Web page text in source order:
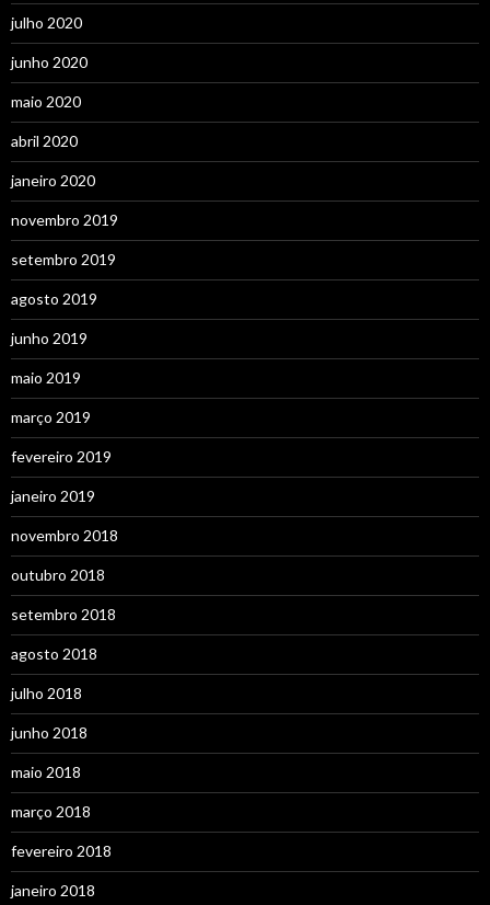
julho 2020
junho 2020
maio 2020
abril 2020
janeiro 2020
novembro 2019
setembro 2019
agosto 2019
junho 2019
maio 2019
março 2019
fevereiro 2019
janeiro 2019
novembro 2018
outubro 2018
setembro 2018
agosto 2018
julho 2018
junho 2018
maio 2018
março 2018
fevereiro 2018
janeiro 2018